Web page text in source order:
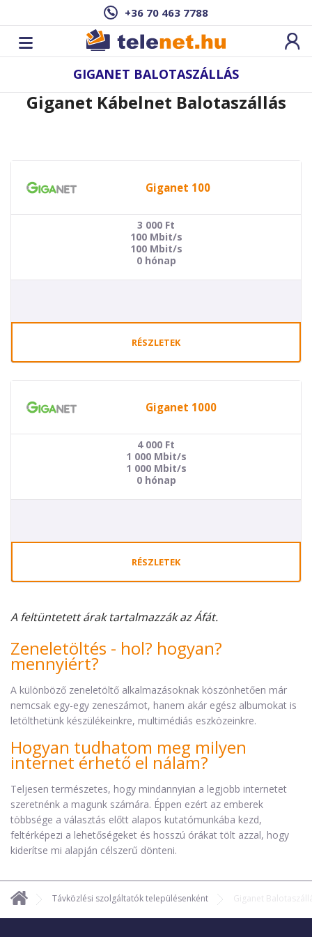
+36 70 463 7788
GIGANET BALOTASZÁLLÁS
Giganet Kábelnet Balotaszállás
Giganet 100
3 000 Ft
100 Mbit/s
100 Mbit/s
0 hónap
RÉSZLETEK
Giganet 1000
4 000 Ft
1 000 Mbit/s
1 000 Mbit/s
0 hónap
RÉSZLETEK
A feltüntetett árak tartalmazzák az Áfát.
Zeneletöltés - hol? hogyan?
mennyiért?
A különböző zeneletöltő alkalmazásoknak köszönhetően már
nemcsak egy-egy zeneszámot, hanem akár egész albumokat is
letölthetünk készülékeinkre, multimédiás eszközeinkre.
Hogyan tudhatom meg milyen
internet érhető el nálam?
Teljesen természetes, hogy mindannyian a legjobb internetet
szeretnénk a magunk számára. Éppen ezért az emberek
többsége a választás előtt alapos kutatómunkába kezd,
feltérképezi a lehetőségeket és hosszú órákat tölt azzal, hogy
kiderítse mi alapján célszerű dönteni.
Távközlési szolgáltatók településenként Giganet